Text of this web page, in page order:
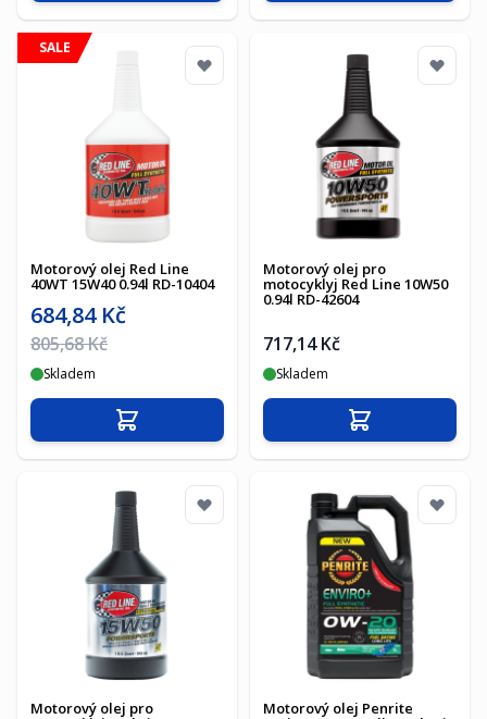
SALE
Motorový olej Red Line
40WT 15W40 0.94l RD-10404
Akční cena
684,84 Kč
Běžná cena
805,68 Kč
Skladem
Přidat do košíku
Motorový olej pro
motocyklyj Red Line 10W50
0.94l RD-42604
717,14 Kč
Skladem
Přidat do košíku
Motorový olej pro Motorový olej Penrite